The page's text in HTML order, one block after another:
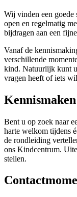
Wij vinden een
open en regelmatig
bijdragen aan een
Vanaf de
verschillende
kind. Natuurlijk kunt u
vragen heeft of iets
Kennismaken
Bent u op zoek naar
harte welkom tijdens
de rondleiding
ons Kindcentrum.
stellen.